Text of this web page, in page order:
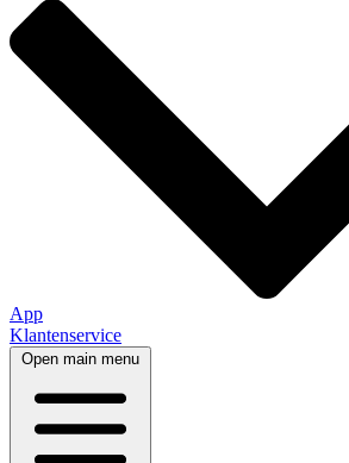
App
Klantenservice
Open main menu